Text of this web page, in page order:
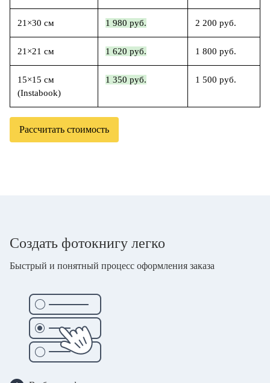
21×30 см 1 980 руб. 2 200 руб.
21×21 см 1 620 руб. 1 800 руб.
15×15 см
(Instabook)
1 350 руб. 1 500 руб.
Рассчитать стоимость
Создать фотокнигу легко
Быстрый и понятный процесс оформления заказа